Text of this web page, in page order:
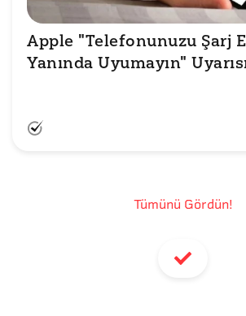
Apple "Telefonunuzu Şarj
Yanında Uyumayın"
Tümünü Gördün!